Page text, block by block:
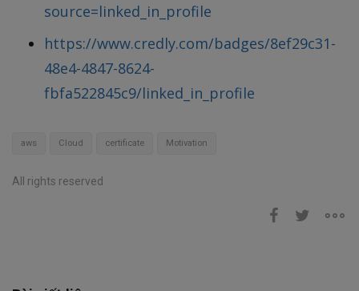
source=linked_in_profile
https://www.credly.com/badges/8ef29c31-
48e4-4847-8624-
fbfa522845c9/linked_in_profile
aws Cloud certificate Motivation
All rights reserved